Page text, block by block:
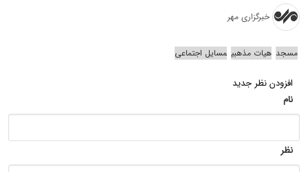
خبرگزاری مهر
مسجد هیات مذهبی مسایل اجتماعی
افزودن نظر جدید
نام
نظر